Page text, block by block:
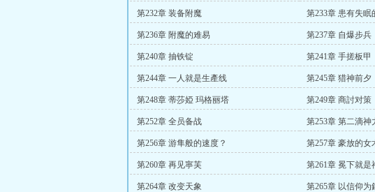
第232章 装备附魔 第233章 患有失眠
第236章 附魔的难易 第237章 自爆步兵
第240章 抽铁锭 第241章 手搓板甲
第244章 一人就是生產线 第245章 猎神前夕
第248章 蒂莎婭 玛格丽塔 第249章 商討对策
第252章 全员备战 第253章 第二滴神
第256章 游隼般的速度？ 第257章 豪放的女
第260章 再见寧芙 第261章 冕下就是
第264章 改变天象 第265章 以信仰为